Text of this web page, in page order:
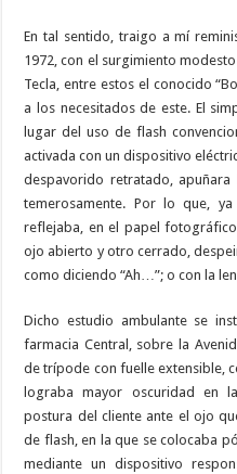
En tal sentido, traigo a mí
1972, con el surgimiento
Tecla, entre estos el conocido
a los necesitados de este. El
lugar del uso de flash
activada con un dispositivo
despavorido retratado,
temerosamente. Por lo que,
reflejaba, en el papel
ojo abierto y otro cerrado,
como diciendo “Ah…”; o con la
Dicho estudio ambulante se
farmacia Central, sobre la
de trípode con fuelle extensible,
lograba mayor oscuridad en
postura del cliente ante el ojo
de flash, en la que se colocaba
mediante un dispositivo